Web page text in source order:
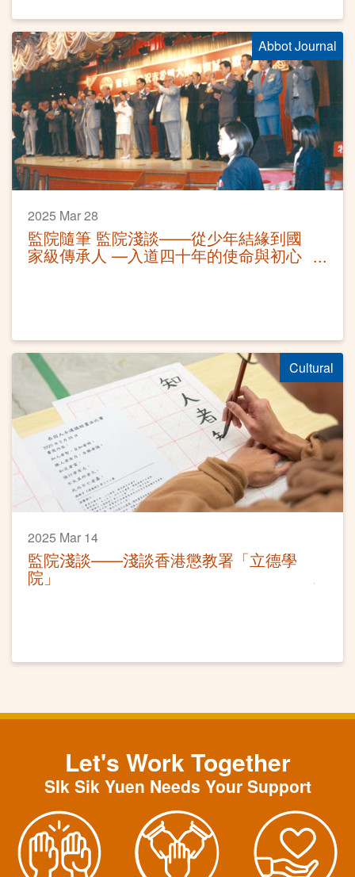
Abbot Journal
2025 Mar 28
監院隨筆 監院淺談——從少年結緣到國
家級傳承人 —入道四十年的使命與初心
Cultural
2025 Mar 14
監院淺談——淺談香港懲教署「立德學
院」
Let's Work Together
SIk Sik Yuen Needs Your Support